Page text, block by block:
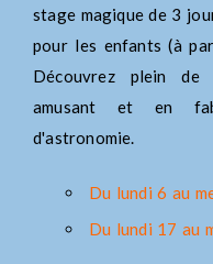
stage magique de 3
pour les enfants (à
Découvrez plein de
amusant et en
d'astronomie.
Du lundi 6 au
Du lundi 17 au